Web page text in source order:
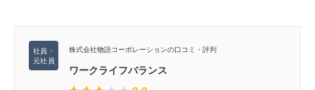
株式会社物語コーポレーションの口コミ・評判
ワークライフバランス